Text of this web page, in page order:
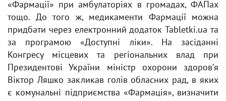
«Фармації» при амбулаторіях в громадах, ФАПах
тощо. До того ж, медикаменти Фармації можна
придбати через електронний додаток Tabletki.ua та
за програмою «Доступні ліки». На засіданні
Конгресу місцевих та регіональних влад при
Президентові України міністр охорони здоровʼя
Віктор Ляшко закликав голів обласних рад, в яких
є комунальні підприємства «Фармація», визначити